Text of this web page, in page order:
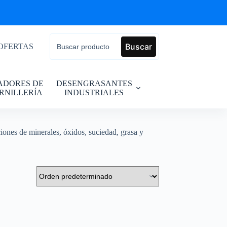
Buscar
DE
DESENGRASANTES
INDUSTRIALES
de minerales, óxidos, suciedad, grasa y